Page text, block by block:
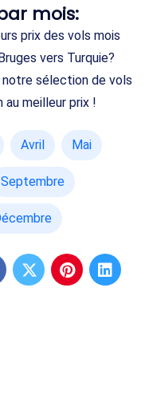
mois:
prix des vols mois
vers Turquie?
sélection de vols
meilleur prix !
Avril Mai
Septembre